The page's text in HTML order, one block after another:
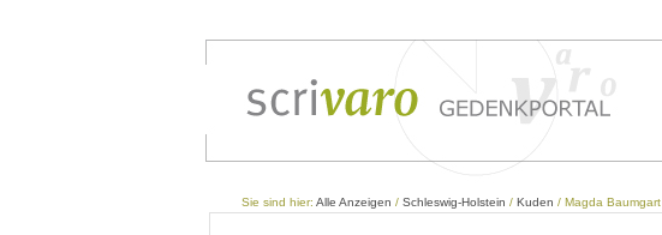
Sie sind hier: Alle Anzeigen / Schleswig-Holstein / Kuden / Magda Baumgart